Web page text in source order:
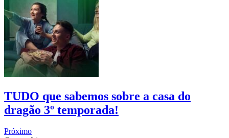
TUDO que sabemos sobre a casa do
dragão 3º temporada!
Próximo